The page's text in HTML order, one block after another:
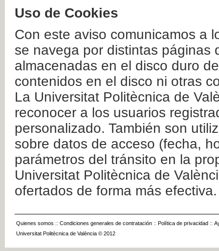
Uso de Cookies
Con este aviso comunicamos a
se navega por distintas páginas
almacenadas en el disco duro
contenidos en el disco ni otras
La Universitat Politècnica de
reconocer a los usuarios
personalizado. También son
sobre datos de acceso (fecha,
parámetros del tránsito en la
Universitat Politècnica de
ofertados de forma más efectiva.
Quienes somos :: Condiciones generales de contratación :: Política de privacidad ::
Universitat Politècnica de València © 2012